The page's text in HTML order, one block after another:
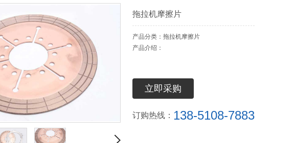
拖拉机摩擦片
产品分类：拖拉机摩擦片
产品介绍：
立即采购
订购热线： 138-5108-7883